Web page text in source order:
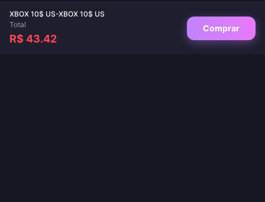
XBOX 10$ US-XBOX 10$ US
Total
R$ 43.42
Comprar